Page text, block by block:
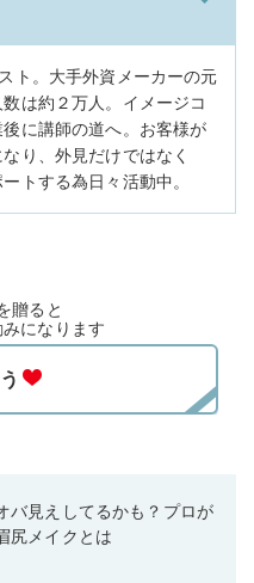
ト。大手外資メーカーの元
は約２万人。イメージコ
に講師の道へ。お客様が
り、外見だけではなく
トする為日々活動中。
贈ると
になります
バ見えしてるかも？プロが
尻メイクとは